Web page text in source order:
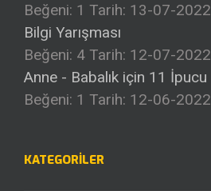
Beğeni: 1 Tarih: 13-07-2022
Bilgi Yarışması
Beğeni: 4 Tarih: 12-07-2022
Anne - Babalık için 11 İpucu
Beğeni: 1 Tarih: 12-06-2022
KATEGORILER